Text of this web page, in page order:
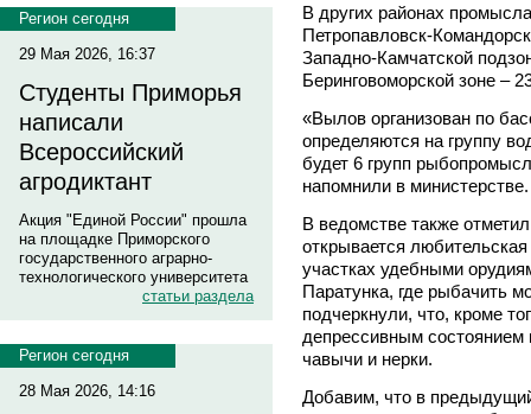
Регион сегодня
29 Мая 2026, 16:37
Студенты Приморья
написали
Всероссийский
агродиктант
Акция "Единой России" прошла
на площадке Приморского
государственного аграрно-
технологического университета
статьи раздела
Регион сегодня
28 Мая 2026, 14:16
В других районах
Петропавловск-
Западно-Камчатской
Беринговоморской зоне –
«Вылов организован по
определяются на группу
будет 6 групп
напомнили в министерстве.
В ведомстве также
открывается
участках удебными
Паратунка, где рыбачить
подчеркнули, что, кроме
депрессивным
чавычи и нерки.
Добавим, что в